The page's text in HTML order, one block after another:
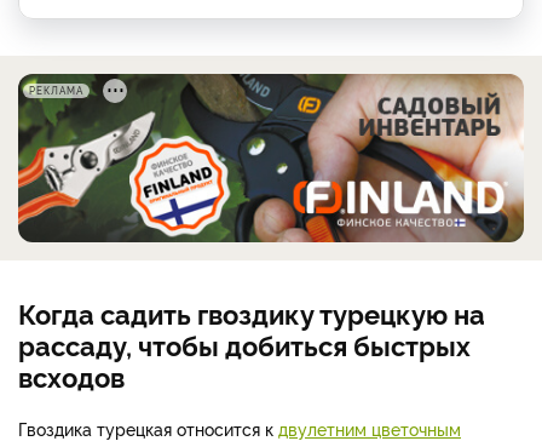
РЕКЛАМА
Когда садить гвоздику турецкую на
рассаду, чтобы добиться быстрых
всходов
Гвоздика турецкая относится к двулетним цветочным